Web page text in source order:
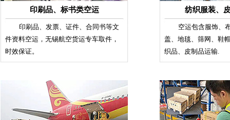
印刷品、标书类空运
印刷品、发票、证件、合同书等文
件资料空运，无锡航空货运专车取件，
时效保证。
纺织服装、
空运包含服饰、布
盖、地毯、筛网、鞋
织品、皮制品运输.